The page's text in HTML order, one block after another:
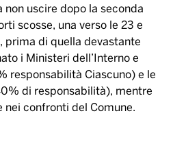
uscire dopo la seconda
scosse, una verso le 23 e
prima di quella devastante
i Ministeri dell’Interno e
responsabilità Ciascuno) e le
di responsabilità), mentre
nei confronti del Comune.